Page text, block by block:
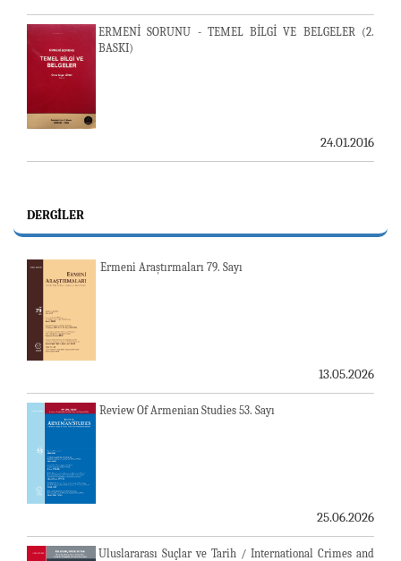
ERMENİ SORUNU - TEMEL BİLGİ VE BELGELER (2.
BASKI)
24.01.2016
DERGILER
Ermeni Araştırmaları 79. Sayı
13.05.2026
Review Of Armenian Studies 53. Sayı
25.06.2026
Uluslararası Suçlar ve Tarih / International Crimes and